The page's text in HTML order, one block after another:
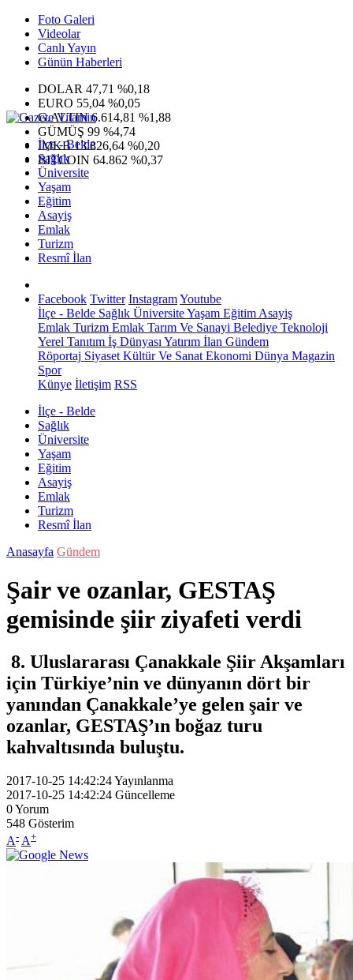
Foto Galeri
Videolar
Canlı Yayın
Günün Haberleri
DOLAR 47,71 %0,18
EURO 55,04 %0,05
G.ALTIN6.614,81 %1,88
GÜMÜŞ 99 %4,74
IMKB13.826,64 %0,20
BITCOIN 64.862 %0,37
İlçe - Belde
Sağlık
Üniversite
Yaşam
Eğitim
Asayiş
Emlak
Turizm
Resmî İlan
Facebook Twitter InstagramYoutube
İlçe - Belde Sağlık ÜniversiteYaşam Eğitim Asayiş
Emlak Turizm Emlak Tarım Ve Sanayi Belediye Teknoloji
Yerel Tanıtım İş Dünyası Yatırım İlan Gündem
Röportaj Siyaset Kültür Ve Sanat Ekonomi Dünya Magazin
Spor
Künye İletişim RSS
İlçe - Belde
Sağlık
Üniversite
Yaşam
Eğitim
Asayiş
Emlak
Turizm
Resmî İlan
Anasayfa Gündem
Şair ve ozanlar, GESTAŞ
gemisinde şiir ziyafeti verdi
8. Uluslararası Çanakkale Şiir Akşamları
için Türkiye’nin ve dünyanın dört bir
yanından Çanakkale’ye gelen şair ve
ozanlar, GESTAŞ’ın boğaz turu
kahvaltısında buluştu.
2017-10-25 14:42:24Yayınlanma
2017-10-25 14:42:24 Güncelleme
0Yorum
548 Gösterim
A- A+